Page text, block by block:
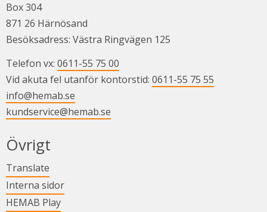
i nytt fönster.
Box 304
871 26 Härnösand
Besöksadress: Västra Ringvägen 125
Telefon vx: 0611-55 75 00
Vid akuta fel utanför kontorstid: 0611-55 75 55
info@hemab.se
kundservice@hemab.se
Övrigt
Translate
Interna sidorLänk till annan webbplats.
HEMAB PlayLänk till annan webbplats.